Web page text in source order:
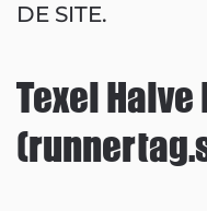
DE SITE.
Texel